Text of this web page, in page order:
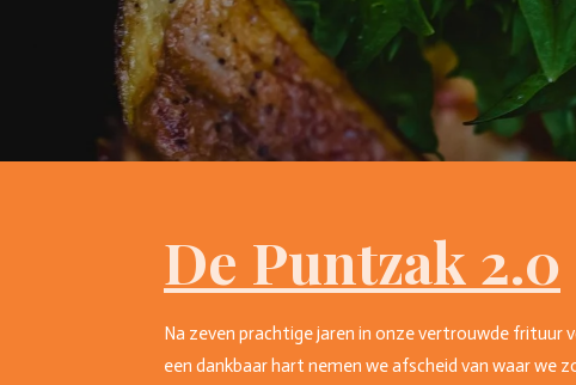
De Puntzak 2.0
Na zeven prachtige jaren in onze vertrouwde
een dankbaar hart nemen we afscheid van waar we